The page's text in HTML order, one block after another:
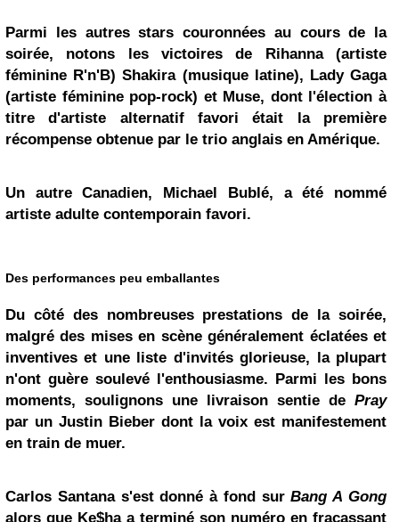
Parmi les autres stars couronnées au cours de la
soirée, notons les victoires de
Rihanna(artiste
féminine R'n'B)Shakira(musique latine), Lady Gaga
(artiste féminine pop-rock) et Muse, dont l'élection à
titre d'artiste alternatif favori était la première
récompense obtenue par le trio anglais en Amérique.
Un autre Canadien, Michael Bublé, a été nommé
artiste adulte contemporain favori.
Des performances peu emballantes
Du côté des nombreuses prestations de la soirée,
malgré des mises en scène généralement éclatées et
inventives et une liste d'invités glorieuse, la plupart
n'ont guère soulevé l'enthousiasme. Parmi les bons
moments, soulignons une livraison sentie de Pray
par un Justin Bieber dont la voix est manifestement
en train de muer.
Carlos Santanas'est donné à fond surBang A Gong
alors que Ke$ha a terminé son numéro en fracassant